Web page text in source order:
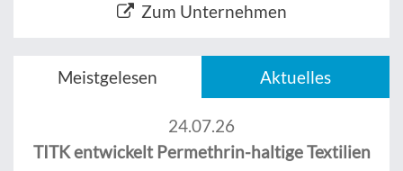
Zum Unternehmen
Meistgelesen Aktuelles
24.07.26
TITK entwickelt Permethrin-haltige Textilien